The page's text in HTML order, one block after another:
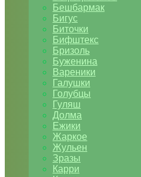
Бешбармак
Бигус
Биточки
Бифштекс
Бризоль
Буженина
Вареники
Галушки
Голубцы
Гуляш
Долма
Ежики
Жаркое
Жульен
Зразы
Карри